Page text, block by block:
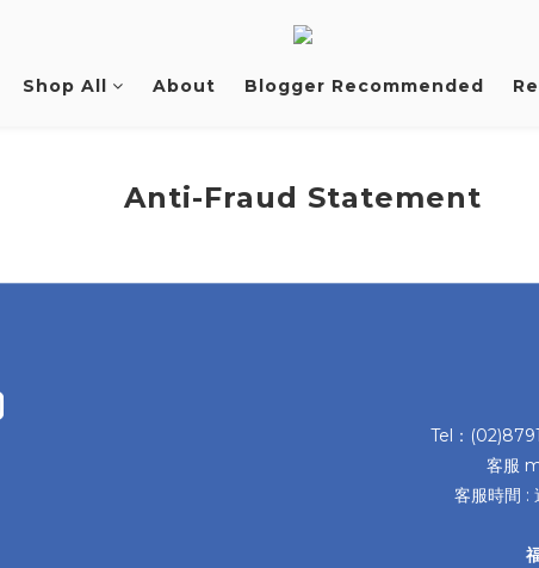
Shop All About Blogger Recommended
Anti-Fraud Statement
Tel：
客服
客服時間 :